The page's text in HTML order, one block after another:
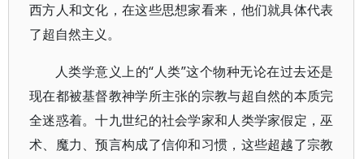
西方人和文化，在这些思想家看来，他们就具体代表
了超自然主义。
人类学意义上的“人类”这个物种无论在过去还是
现在都被基督教神学所主张的宗教与超自然的本质完
全迷惑着。十九世纪的社会学家和人类学家假定，巫
术、魔力、预言构成了信仰和习惯，这些超越了宗教